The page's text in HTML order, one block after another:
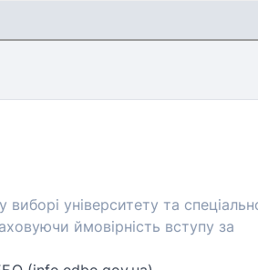
університету та
ймовірність вступу за